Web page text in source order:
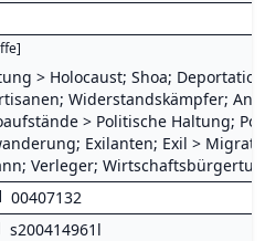
]
> Holocaust; Shoa;
Widerstandskämpfer;
> Politische Haltung;
Exilanten; Exil >
Verleger;
00407132
s200414961l